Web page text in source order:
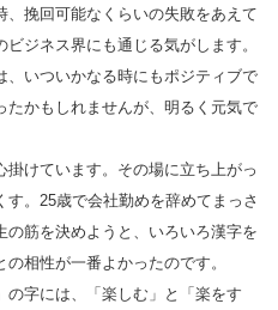
挽回可能なくらいの失敗をあえて
ジネス界にも通じる気がします。
、いついかなる時にもポジティブで
かもしれませんが、明るく元気で
けています。その場に立ち上がっ
。25歳で会社勤めを辞めてまっさ
の筋を決めようと、いろいろ漢字を
相性が一番よかったのです。
字には、「楽しむ」と「楽をす